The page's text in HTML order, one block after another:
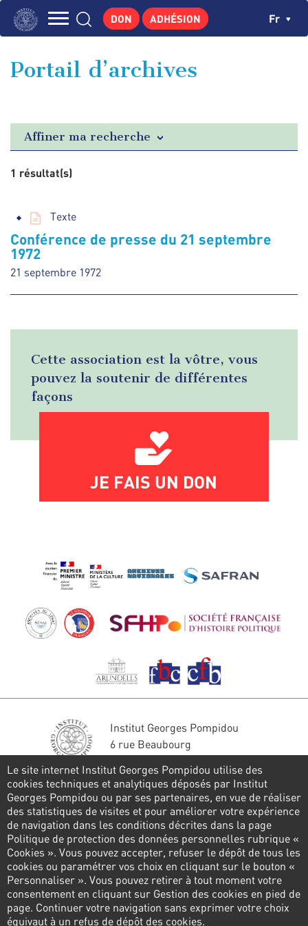
Aller
principale
GEORGES POMPIDOU
PUBLICATIONS
ACTUALITÉS
DON ADHÉSION Fr
Portail d’archives
Affiner ma recherche
1 résultat(s)
Texte
Conférence de presse du 21 septembre
1972
21 septembre 1972
Cette association est la vôtre, vous
pouvez la soutenir de différentes
façons
JE FAIS UN DON
Institut Georges Pompidou
6 rue Beaubourg
Tél. : 01 44 78 41 22
Restons en contact
FORMULAIRE DE CONTACT
Suivez-nous
Pied
Panneau de gestion des cookies
Le site internet Institut Georges Pompidou utilise des
cookies techniques et analytiques déposés par Institut
Georges Pompidou ou par ses partenaires, en vue de réaliser
des statistiques de visites et pour améliorer votre expérience
de navigation dans les conditions décrites dans la page
Politique de protection des données personnelles rubrique «
Cookies ». Vous pouvez accepter, refuser le dépôt de tous les
cookies ou paramétrer vos choix en cliquant sur le bouton «
Personnaliser ». Vous pouvez retirer à tout moment votre
consentement en cliquant sur Gestion des cookies en pied de
page. Continuer votre navigation sans exprimer votre choix
équivaut à un refus de dépôt des cookies.